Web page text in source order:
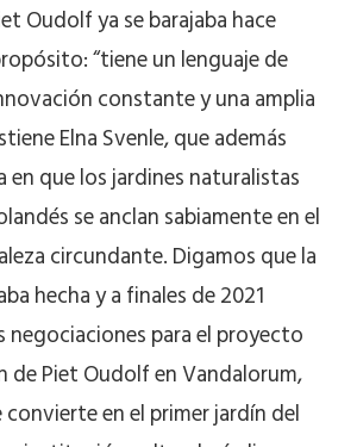
Oudolf ya se barajaba hace
“tiene un lenguaje de
constante y una amplia
Elna Svenle, que además
en que los jardines naturalistas
se anclan sabiamente en el
circundante. Digamos que la
hecha y a finales de 2021
negociaciones para el proyecto
de Piet Oudolf en Vandalorum,
convierte en el primer jardín del